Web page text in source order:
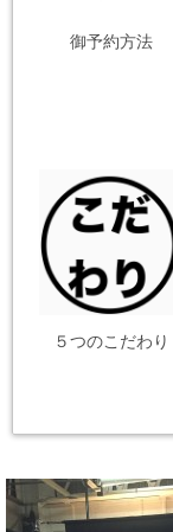
御予約方法
５つのこだわり